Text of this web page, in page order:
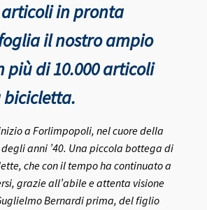
in pronta
il nostro ampio
più di 10.000 articoli
a Forlimpopoli, nel cuore della
anni ’40. Una piccola bottega di
che con il tempo ha continuato a
grazie all’abile e attenta visione
Bernardi prima, del figlio